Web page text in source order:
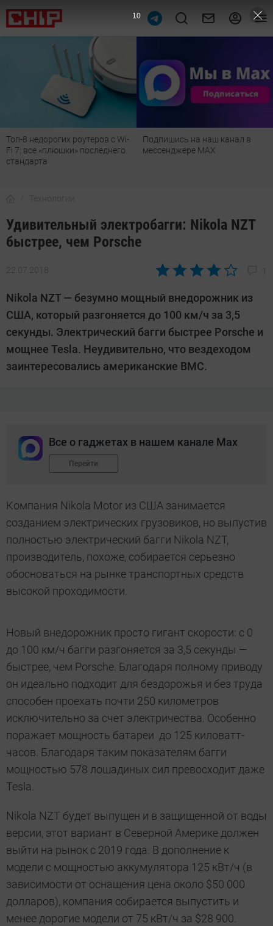
Топ-8 недорогих роутеров с Wi-
Fi 7: все «плюшки» последнего
стандарта
Подпишись на наш канал в
мессенджере МАХ
Технологии
Удивительный электробагги: Nikola NZT
быстрее, чем Porsche
22.07.2018
Автор:
Дмитриева
Nikola NZT — безумно мощный внедорожник из
США, который разгоняется до 100 км/ч за 3,5
секунды. Электрический багги быстрее Porsche и
мощнее Tesla. Неудивительно, что вездеходом
заинтересовались американские ВМС.
Все о гаджетах в нашем канале Max
Перейти
Компания Nikola Motor из США занимается
созданием электрических грузовиков, но выпустив
полностью электрический багги Nikola NZT,
производитель, похоже, собирается серьезно
обосноваться на рынке транспортных средств
высокой проходимости.
Новый внедорожник просто гигант скорости: с 0
до 100 км/ч багги разгоняется за 3,5 секунды —
быстрее, чем Porsche. Благодаря полному приводу
он идеально подходит для бездорожья и без труда
способен проехать почти 250 километров
исключительно за счет электричества. Особенно
поражает мощность батареи ­ до 125 киловатт-
часов. Благодаря таким показателям багги
мощностью 578 лошадиных сил превосходит даже
Tesla.
Nikola NZT будет выпущен и в защищенной от воды
версии, этот вариант в Северной Америке должен
выйти на рынок с 2019 года. В дополнение к
модели с мощностью аккумулятора 125 кВт/ч (в
зависимости от оснащения цена около $50 000
долларов), компания собирается выпустить и
менее дорогие модели от 75 кВт/ч за $28 900.
9